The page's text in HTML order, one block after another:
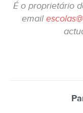
É o proprietário
email